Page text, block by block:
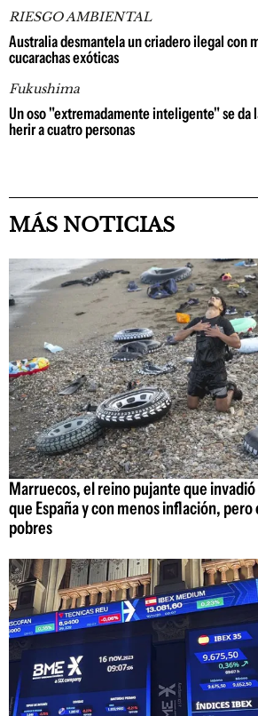
RIESGO AMBIENTAL
Australia desmantela un criadero ilegal con
cucarachas exóticas
Fukushima
Un oso "extremadamente inteligente" se da
herir a cuatro personas
MÁS NOTICIAS
Marruecos, el reino pujante que
que España y con menos inflación, pero
pobres